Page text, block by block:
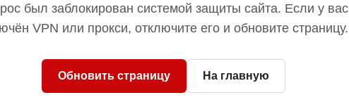
был заблокирован системой защиты сайта. Если у вас
VPN или прокси, отключите его и обновите страницу.
Обновить страницу На главную